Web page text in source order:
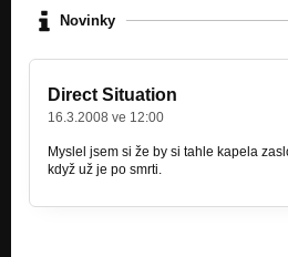
Novinky
Direct Situation
16.3.2008 ve 12:00
Myslel jsem si že by si tahle kapela
když už je po smrti.